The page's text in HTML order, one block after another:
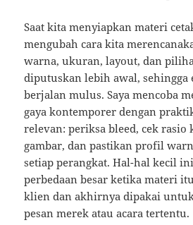
Saat kita menyiapkan materi
mengubah cara kita
warna, ukuran, layout, dan
diputuskan lebih awal,
berjalan mulus. Saya mencoba
gaya kontemporer dengan
relevan: periksa bleed, cek rasio
gambar, dan pastikan profil
setiap perangkat. Hal-hal kecil
perbedaan besar ketika materi
klien dan akhirnya dipakai
pesan merek atau acara tertentu.